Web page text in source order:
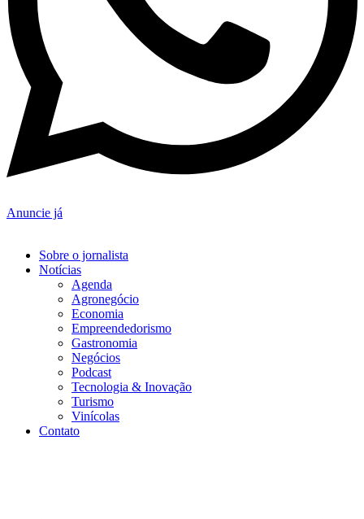
Anuncie já
Sobre o jornalista
Notícias
Agenda
Agronegócio
Economia
Empreendedorismo
Gastronomia
Negócios
Podcast
Tecnologia & Inovação
Turismo
Vinícolas
Contato